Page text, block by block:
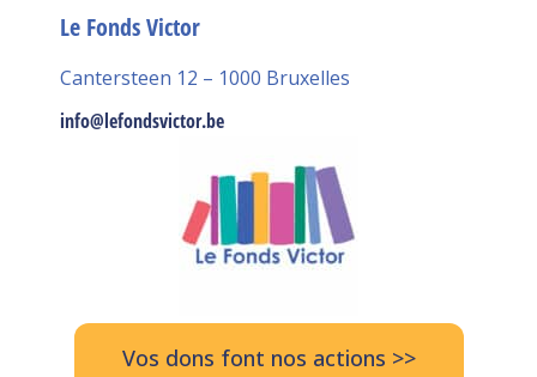
Le Fonds Victor
Cantersteen 12 – 1000 Bruxelles
info@lefondsvictor.be
Vos dons font nos actions >>